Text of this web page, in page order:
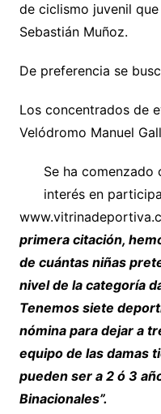
de ciclismo juvenil
Sebastián Muñoz.
De preferencia se
Los concentrados de
Velódromo Manuel
Se ha
interés en
primera citación,
de cuántas niñas
nivel de la categoría
Tenemos siete
nómina para dejar a
equipo de las damas
pueden ser a 2 ó 3
Binacionales”.